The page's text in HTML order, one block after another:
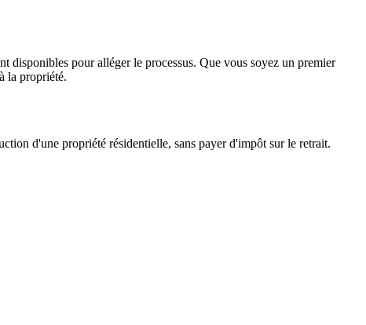
disponibles pour alléger le processus. Que vous soyez un premier
la propriété.
d'une propriété résidentielle, sans payer d'impôt sur le retrait.